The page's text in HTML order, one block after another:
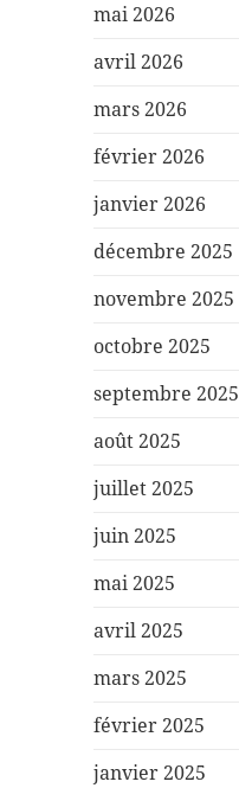
mai 2026
avril 2026
mars 2026
février 2026
janvier 2026
décembre 2025
novembre 2025
octobre 2025
septembre 2025
août 2025
juillet 2025
juin 2025
mai 2025
avril 2025
mars 2025
février 2025
janvier 2025